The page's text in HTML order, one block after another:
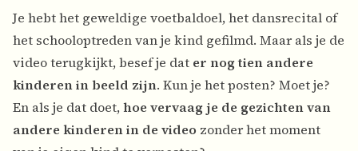
Je hebt het geweldige voetbaldoel, het dansrecital of
het schooloptreden van je kind gefilmd. Maar als je de
video terugkijkt, besef je dat er nog tien andere
kinderen in beeld zijn. Kun je het posten? Moet je?
En als je dat doet,hoe vervaag je de gezichten van
andere kinderen in de video zonder het moment